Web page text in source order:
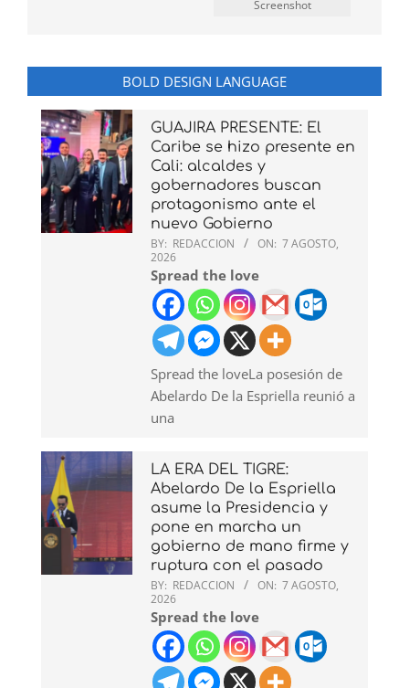
Screenshot
BOLD DESIGN LANGUAGE
GUAJIRA PRESENTE: El
Caribe se hizo presente en
Cali: alcaldes y
gobernadores buscan
protagonismo ante el
nuevo Gobierno
BY: REDACCION ON: 7 AGOSTO,
2026
Spread the love
Spread the loveLa posesión de
Abelardo De la Espriella reunió a
una
LA ERA DEL TIGRE:
Abelardo De la Espriella
asume la Presidencia y
pone en marcha un
gobierno de mano firme y
ruptura con el pasado
BY: REDACCION ON: 7 AGOSTO,
2026
Spread the love